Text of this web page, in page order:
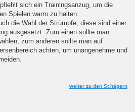
sich ein Trainingsanzug, um die
Spielen warm zu halten.
die Wahl der Strümpfe, diese sind einer
ausgesetzt. Zum einen sollte man
zum anderen sollte man auf
achten, um unangenehme und
weiter zu den Schägern